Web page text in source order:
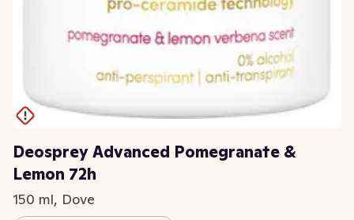
Deosprey Advanced Pomegranate &
Lemon 72h
150 ml, Dove